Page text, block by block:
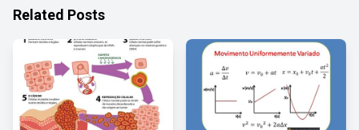
Related Posts